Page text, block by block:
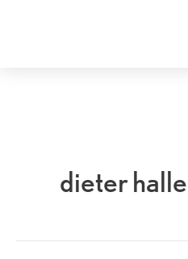
dieter